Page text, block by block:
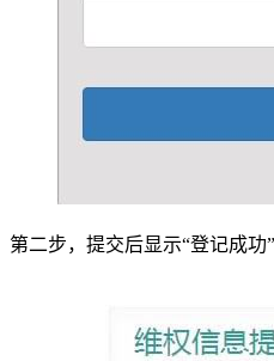
第二步，提交后显示“登记成功